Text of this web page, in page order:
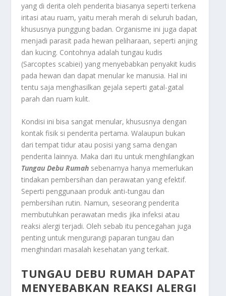
yang di derita oleh penderita biasanya seperti terkena
iritasi atau ruam, yaitu merah merah di seluruh badan,
khususnya punggung badan. Organisme ini juga dapat
menjadi parasit pada hewan peliharaan, seperti anjing
dan kucing. Contohnya adalah tungau kudis
(Sarcoptes scabiei) yang menyebabkan penyakit kudis
pada hewan dan dapat menular ke manusia. Hal ini
tentu saja menghasilkan gejala seperti gatal-gatal
parah dan ruam kulit.
Kondisi ini bisa sangat menular, khususnya dengan
kontak fisik si penderita pertama. Walaupun bukan
dari tempat tidur atau posisi yang sama dengan
penderita lainnya. Maka dari itu untuk menghilangkan
Tungau Debu Rumah sebenarnya hanya memerlukan
tindakan pembersihan dan perawatan yang efektif.
Seperti penggunaan produk anti-tungau dan
pembersihan rutin. Namun, seseorang penderita
membutuhkan perawatan medis jika infeksi atau
reaksi alergi terjadi. Oleh sebab itu pencegahan juga
penting untuk mengurangi paparan tungau dan
menghindari masalah kesehatan yang terkait.
TUNGAU DEBU RUMAH DAPAT
MENYEBABKAN REAKSI ALERGI